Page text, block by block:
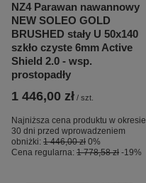
NZ4 Parawan nawannowy
NEW SOLEO GOLD
BRUSHED stały U 50x140
szkło czyste 6mm Active
Shield 2.0 - wsp.
prostopadły
1 446,00 zł / szt.
Najniższa cena produktu w okresie
30 dni przed wprowadzeniem
obniżki: 1 446,00 zł 0%
Cena regularna: 1 778,58 zł -19%